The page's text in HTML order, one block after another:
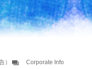
） Corporate Info